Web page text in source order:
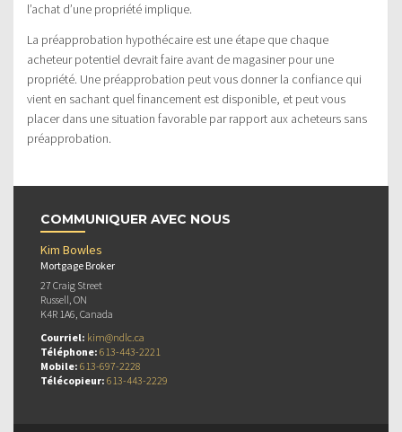
l’achat d’une propriété implique.
La préapprobation hypothécaire est une étape que chaque
acheteur potentiel devrait faire avant de magasiner pour une
propriété. Une préapprobation peut vous donner la confiance qui
vient en sachant quel financement est disponible, et peut vous
placer dans une situation favorable par rapport aux acheteurs sans
préapprobation.
COMMUNIQUER AVEC NOUS
Kim Bowles
Mortgage Broker
27 Craig Street
Russell, ON
K4R 1A6, Canada
Courriel: kim@ndlc.ca
Téléphone: 613-443-2221
Mobile: 613-697-2228
Télécopieur: 613-443-2229